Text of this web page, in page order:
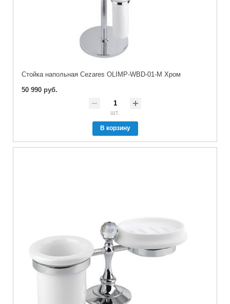
Стойка напольная Cezares OLIMP-WBD-01-M Хром
50 990 руб.
шт.
В корзину